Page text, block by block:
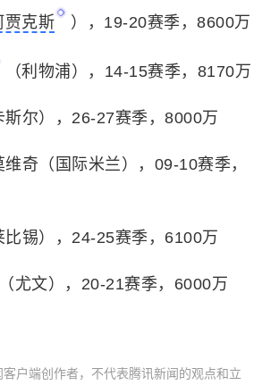
贾克斯 ），19-20赛季，8600万
（利物浦），14-15赛季，8170万
斯尔），26-27赛季，8000万
奇（国际米兰），09-10赛季，
锡），24-25赛季，6100万
尤文），20-21赛季，6000万
户端创作者，不代表腾讯新闻的观点和立